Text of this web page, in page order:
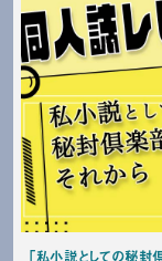
「私小説としての秘封